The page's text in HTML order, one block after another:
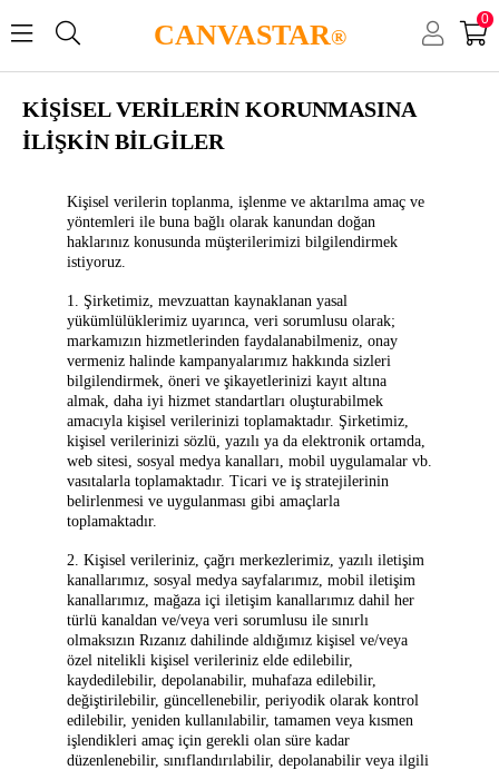
CANVASTAR®
0
KİŞİSEL VERİLERİN KORUNMASINA
İLİŞKİN BİLGİLER
Kişisel verilerin toplanma, işlenme ve aktarılma amaç ve
yöntemleri ile buna bağlı olarak kanundan doğan
haklarınız konusunda müşterilerimizi bilgilendirmek
istiyoruz.
1. Şirketimiz, mevzuattan kaynaklanan yasal
yükümlülüklerimiz uyarınca, veri sorumlusu olarak;
markamızın hizmetlerinden faydalanabilmeniz, onay
vermeniz halinde kampanyalarımız hakkında sizleri
bilgilendirmek, öneri ve şikayetlerinizi kayıt altına
almak, daha iyi hizmet standartları oluşturabilmek
amacıyla kişisel verilerinizi toplamaktadır. Şirketimiz,
kişisel verilerinizi sözlü, yazılı ya da elektronik ortamda,
web sitesi, sosyal medya kanalları, mobil uygulamalar vb.
vasıtalarla toplamaktadır. Ticari ve iş stratejilerinin
belirlenmesi ve uygulanması gibi amaçlarla
toplamaktadır.
2. Kişisel verileriniz, çağrı merkezlerimiz, yazılı iletişim
kanallarımız, sosyal medya sayfalarımız, mobil iletişim
kanallarımız, mağaza içi iletişim kanallarımız dahil her
türlü kanaldan ve/veya veri sorumlusu ile sınırlı
olmaksızın Rızanız dahilinde aldığımız kişisel ve/veya
özel nitelikli kişisel verileriniz elde edilebilir,
kaydedilebilir, depolanabilir, muhafaza edilebilir,
değiştirilebilir, güncellenebilir, periyodik olarak kontrol
edilebilir, yeniden kullanılabilir, tamamen veya kısmen
işlendikleri amaç için gerekli olan süre kadar
düzenlenebilir, sınıflandırılabilir, depolanabilir veya ilgili